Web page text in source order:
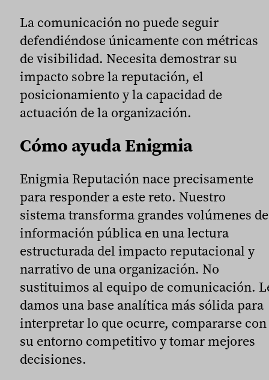
La comunicación no puede seguir
defendiéndose únicamente con métricas
de visibilidad. Necesita demostrar su
impacto sobre la reputación, el
posicionamiento y la capacidad de
actuación de la organización.
Cómo ayuda Enigmia
Enigmia Reputación nace precisamente
para responder a este reto. Nuestro
sistema transforma grandes volúmenes de
información pública en una lectura
estructurada del impacto reputacional y
narrativo de una organización. No
sustituimos al equipo de comunicación.
damos una base analítica más sólida para
interpretar lo que ocurre, compararse con
su entorno competitivo y tomar mejores
decisiones.